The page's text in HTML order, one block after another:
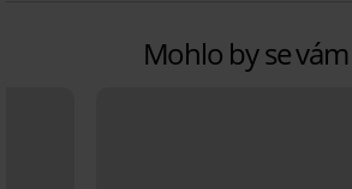
Mohlo by se